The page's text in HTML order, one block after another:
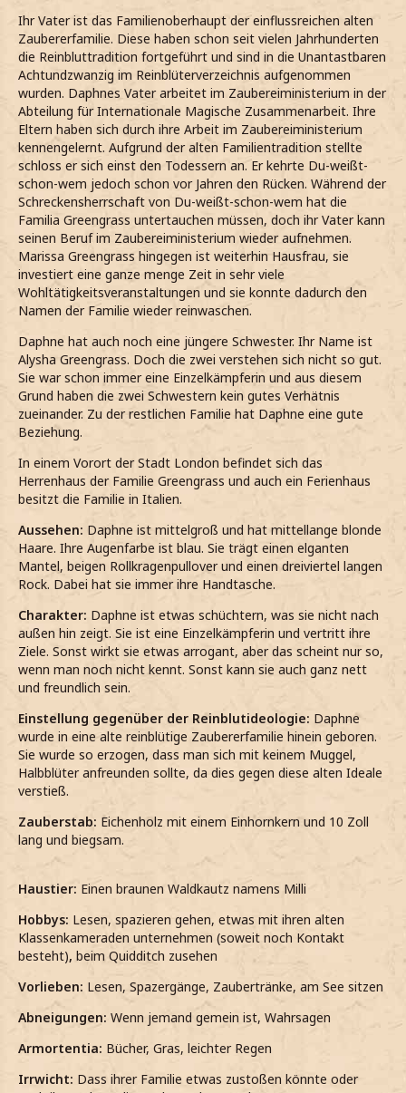
Ihr Vater ist das Familienoberhaupt der einflussreichen alten
Zaubererfamilie. Diese haben schon seit vielen Jahrhunderten
die Reinbluttradition fortgeführt und sind in die Unantastbaren
Achtundzwanzig im Reinblüterverzeichnis aufgenommen
wurden. Daphnes Vater arbeitet im Zaubereiministerium in der
Abteilung für Internationale Magische Zusammenarbeit. Ihre
Eltern haben sich durch ihre Arbeit im Zaubereiministerium
kennengelernt. Aufgrund der alten Familientradition stellte
schloss er sich einst den Todessern an. Er kehrte Du-weißt-
schon-wem jedoch schon vor Jahren den Rücken. Während der
Schreckensherrschaft von Du-weißt-schon-wem hat die
Familia Greengrass untertauchen müssen, doch ihr Vater kann
seinen Beruf im Zaubereiministerium wieder aufnehmen.
Marissa Greengrass hingegen ist weiterhin Hausfrau, sie
investiert eine ganze menge Zeit in sehr viele
Wohltätigkeitsveranstaltungen und sie konnte dadurch den
Namen der Familie wieder reinwaschen.
Daphne hat auch noch eine jüngere Schwester. Ihr Name ist
Alysha Greengrass. Doch die zwei verstehen sich nicht so gut.
Sie war schon immer eine Einzelkämpferin und aus diesem
Grund haben die zwei Schwestern kein gutes Verhätnis
zueinander. Zu der restlichen Familie hat Daphne eine gute
Beziehung.
In einem Vorort der Stadt London befindet sich das
Herrenhaus der Familie Greengrass und auch ein Ferienhaus
besitzt die Familie in Italien.
Aussehen: Daphne ist mittelgroß und hat mittellange blonde
Haare. Ihre Augenfarbe ist blau. Sie trägt einen elganten
Mantel, beigen Rollkragenpullover und einen dreiviertel langen
Rock. Dabei hat sie immer ihre Handtasche.
Charakter: Daphne ist etwas schüchtern, was sie nicht nach
außen hin zeigt. Sie ist eine Einzelkämpferin und vertritt ihre
Ziele. Sonst wirkt sie etwas arrogant, aber das scheint nur so,
wenn man noch nicht kennt. Sonst kann sie auch ganz nett
und freundlich sein.
Einstellung gegenüber der Reinblutideologie: Daphne
wurde in eine alte reinblütige Zaubererfamilie hinein geboren.
Sie wurde so erzogen, dass man sich mit keinem Muggel,
Halbblüter anfreunden sollte, da dies gegen diese alten Ideale
verstieß.
Zauberstab: Eichenholz mit einem Einhornkern und 10 Zoll
lang und biegsam.
Haustier: Einen braunen Waldkautz namens Milli
Hobbys: Lesen, spazieren gehen, etwas mit ihren alten
Klassenkameraden unternehmen (soweit noch Kontakt
besteht), beim Quidditch zusehen
Vorlieben: Lesen, Spazergänge, Zaubertränke, am See sitzen
Abneigungen: Wenn jemand gemein ist, Wahrsagen
Armortentia: Bücher, Gras, leichter Regen
Irrwicht: Dass ihrer Familie etwas zustoßen könnte oder